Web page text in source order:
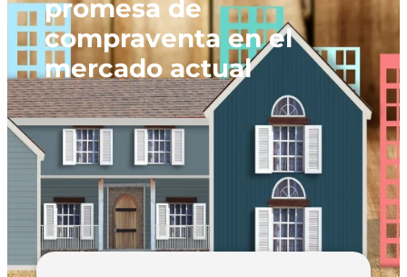
promesa de
compraventa en el
mercado actual